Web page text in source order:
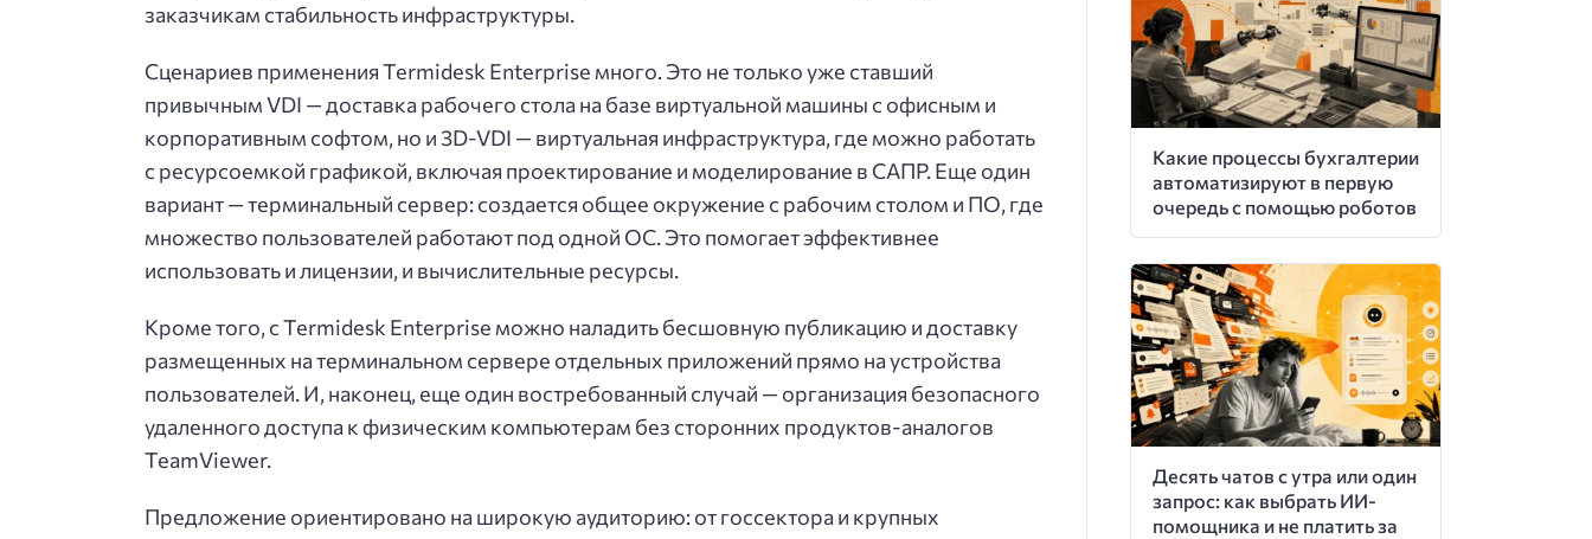
заказчикам стабильность инфраструктуры.
Сценариев применения Termidesk Enterprise много. Это не только уже ставший
привычным VDI — доставка рабочего стола на базе виртуальной машины с офисным и
корпоративным софтом, но и 3D-VDI — виртуальная инфраструктура, где можно работать
с ресурсоемкой графикой, включая проектирование и моделирование в САПР. Еще один
вариант — терминальный сервер: создается общее окружение с рабочим столом и ПО, где
множество пользователей работают под одной ОС. Это помогает эффективнее
использовать и лицензии, и вычислительные ресурсы.
Кроме того, с Termidesk Enterprise можно наладить бесшовную публикацию и доставку
размещенных на терминальном сервере отдельных приложений прямо на устройства
пользователей. И, наконец, еще один востребованный случай — организация безопасного
удаленного доступа к физическим компьютерам без сторонних продуктов-аналогов
TeamViewer.
Предложение ориентировано на широкую аудиторию: от госсектора и крупных
Какие процессы бухгалтерии
автоматизируют в первую
очередь с помощью роботов
Десять чатов с утра или один
запрос: как выбрать ИИ-
помощника и не платить за